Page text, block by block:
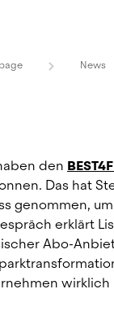
News
den
Das hat
genommen,
erklärt
Abo-
wirklich